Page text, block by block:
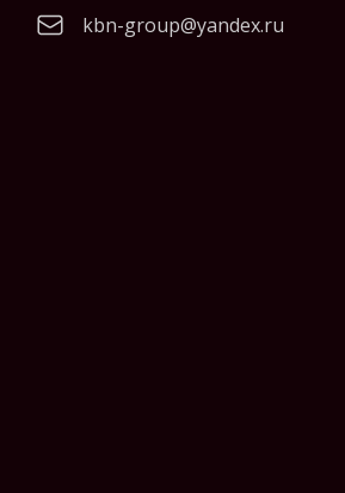
kbn-group@yandex.ru